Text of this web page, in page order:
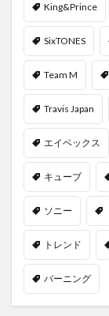
King&Prince
SixTONES
Team M
Travis Japan
エイベックス
キューブ
ソニー
トレンド
バーニング